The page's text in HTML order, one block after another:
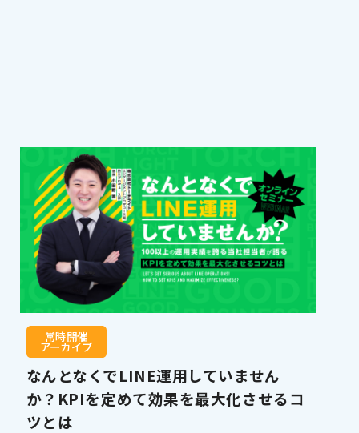
常時開催
アーカイブ
なんとなくでLINE運用していません
か？KPIを定めて効果を最大化させるコ
ツとは